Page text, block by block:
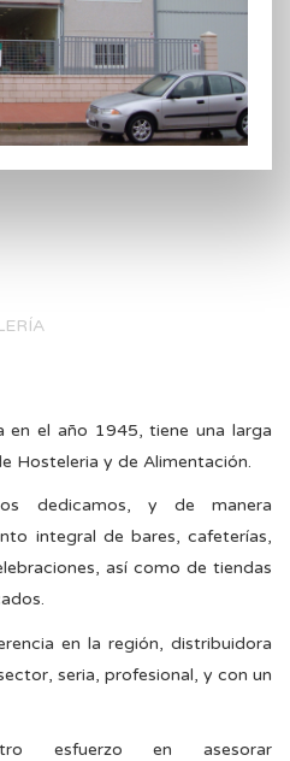
en el año 1945, tiene una larga
Hosteleria y de Alimentación.
dedicamos, y de manera
integral de bares, cafeterías,
así como de tiendas
en la región, distribuidora
seria, profesional, y con un
esfuerzo en asesorar